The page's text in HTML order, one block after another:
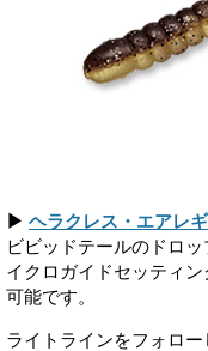
▶ ヘラクレス・エアレ
ビビッドテールのドロ
イクロガイドセッティ
可能です。
ライトラインをフォロ